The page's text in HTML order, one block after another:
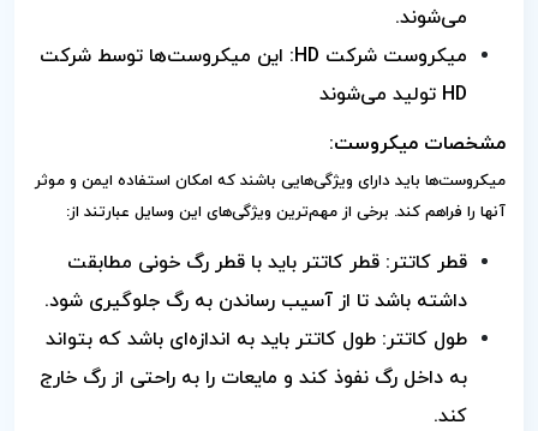
می‌شوند.
میکروست شرکت HD:
این میکروست‌ها توسط شرکت
HD تولید می‌شوند
مشخصات میکروست:
میکروست‌ها باید دارای ویژگی‌هایی باشند که امکان استفاده ایمن و موثر
آنها را فراهم کند. برخی از مهم‌ترین ویژگی‌های این وسایل عبارتند از:
قطر کاتتر: قطر کاتتر باید با قطر رگ خونی مطابقت
داشته باشد تا از آسیب رساندن به رگ جلوگیری شود.
طول کاتتر: طول کاتتر باید به اندازه‌ای باشد که بتواند
به داخل رگ نفوذ کند و مایعات را به راحتی از رگ خارج
کند.